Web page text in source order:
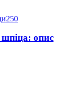
250
опис